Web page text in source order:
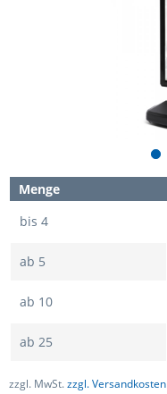
Menge
bis 4
ab 5
ab 10
ab 25
zzgl. MwSt.zzgl. Versandkosten